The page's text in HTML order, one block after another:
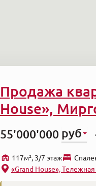
Продажа
House»,
55'000'000 руб
117м², 3/7 этаж
«Grand House», Тележная